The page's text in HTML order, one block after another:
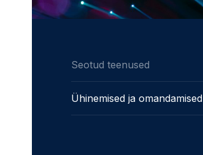
Seotud teenused
Ühinemised ja omandamised